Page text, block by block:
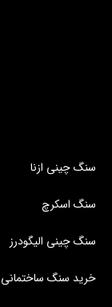
سنگ چینی ازنا
سنگ اسکرچ
سنگ چینی الیگودرز
خرید سنگ ساختمانی